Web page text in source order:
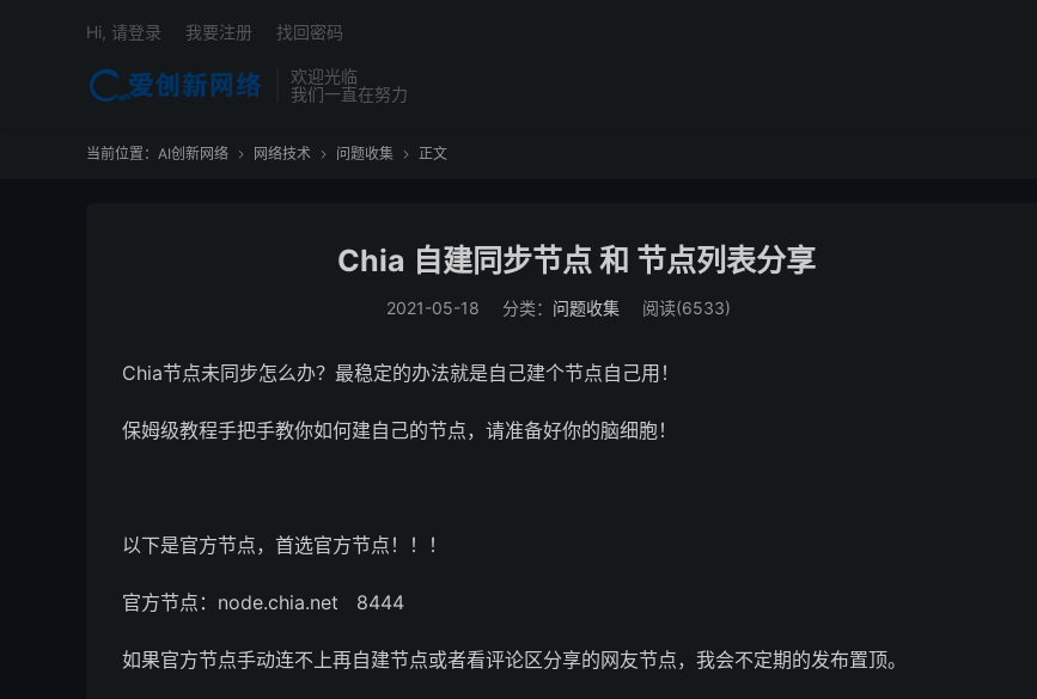
欢迎光临
我们一直在努力
Hi, 请登录 我要注册 找回密码
当前位置： AI创新网络  网络技术  问题收集  正文
Chia 自建同步节点 和 节点列表分享
2021-05-18 分类： 问题收集 阅读(6533)
Chia节点未同步怎么办？最稳定的办法就是自己建个节点自己用！
保姆级教程手把手教你如何建自己的节点，请准备好你的脑细胞！
以下是官方节点，首选官方节点！！！
官方节点：node.chia.net 8444
如果官方节点手动连不上再自建节点或者看评论区分享的网友节点，我会不定期的发布置顶。